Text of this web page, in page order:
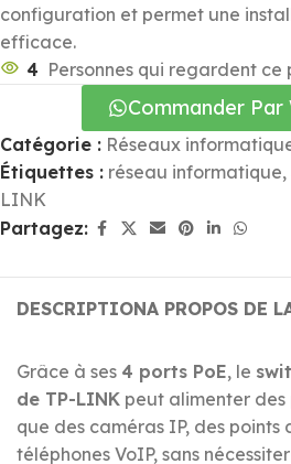
configuration et permet une
efficace.
4 Personnes qui regardent
Commander Par
Catégorie : Réseaux
Étiquettes : réseau informatique,
LINK
Partagez:
DESCRIPTIONA PROPOS DE
Grâce à ses 4 ports PoE, le
de TP-LINK peut alimenter
que des caméras IP, des points
téléphones VoIP, sans